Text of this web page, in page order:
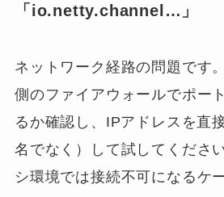
「io.netty.channel…」
ネットワーク経路の問題です
側のファイアウォールでポー
るか確認し、IPアドレスを直
名でなく）して試してくださ
シ環境では接続不可になるケ